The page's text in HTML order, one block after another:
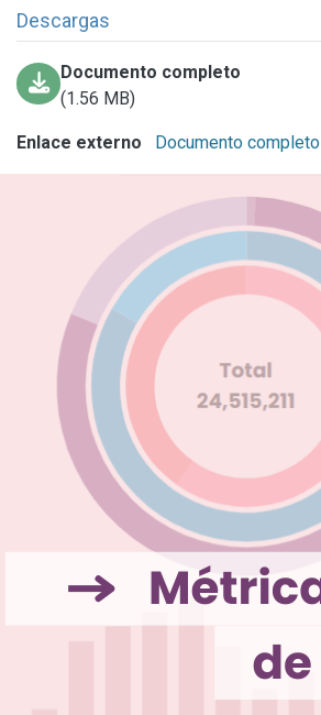
Descargas
Documento completo
(1.56 MB)
Enlace externo Documento completo